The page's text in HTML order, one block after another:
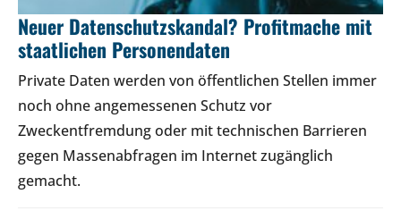
Neuer Datenschutzskandal? Profitmache mit
staatlichen Personendaten
Private Daten werden von öffentlichen Stellen immer
noch ohne angemessenen Schutz vor
Zweckentfremdung oder mit technischen Barrieren
gegen Massenabfragen im Internet zugänglich
gemacht.